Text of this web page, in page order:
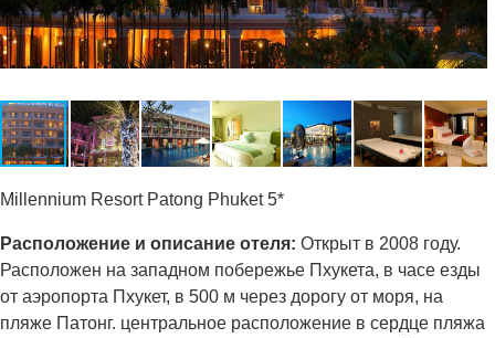
Millennium Resort Patong Phuket 5*
Расположение и описание отеля: Открыт в 2008 году.
Расположен на западном побережье Пхукета, в часе езды
от аэропорта Пхукет, в 500 м через дорогу от моря, на
пляже Патонг. центральное расположение в сердце пляжа